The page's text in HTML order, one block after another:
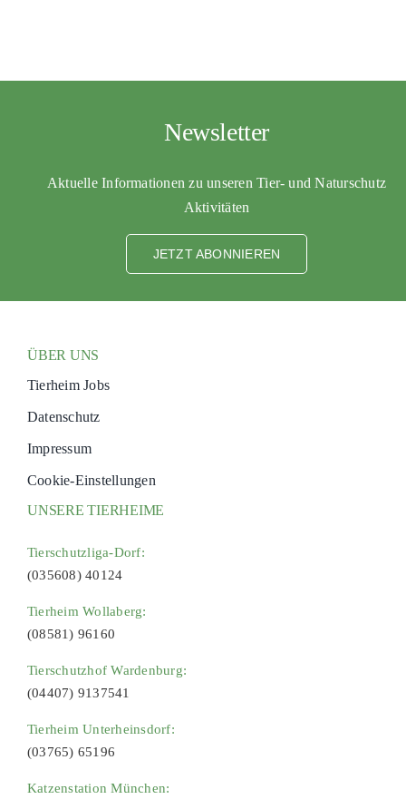
Newsletter
Aktuelle Informationen zu unseren Tier- und Naturschutz
Aktivitäten
JETZT ABONNIEREN
ÜBER UNS
Tierheim Jobs
Datenschutz
Impressum
Cookie-Einstellungen
UNSERE TIERHEIME
Tierschutzliga-Dorf:
(035608) 40124
Tierheim Wollaberg:
(08581) 96160
Tierschutzhof Wardenburg:
(04407) 9137541
Tierheim Unterheinsdorf:
(03765) 65196
Katzenstation München: